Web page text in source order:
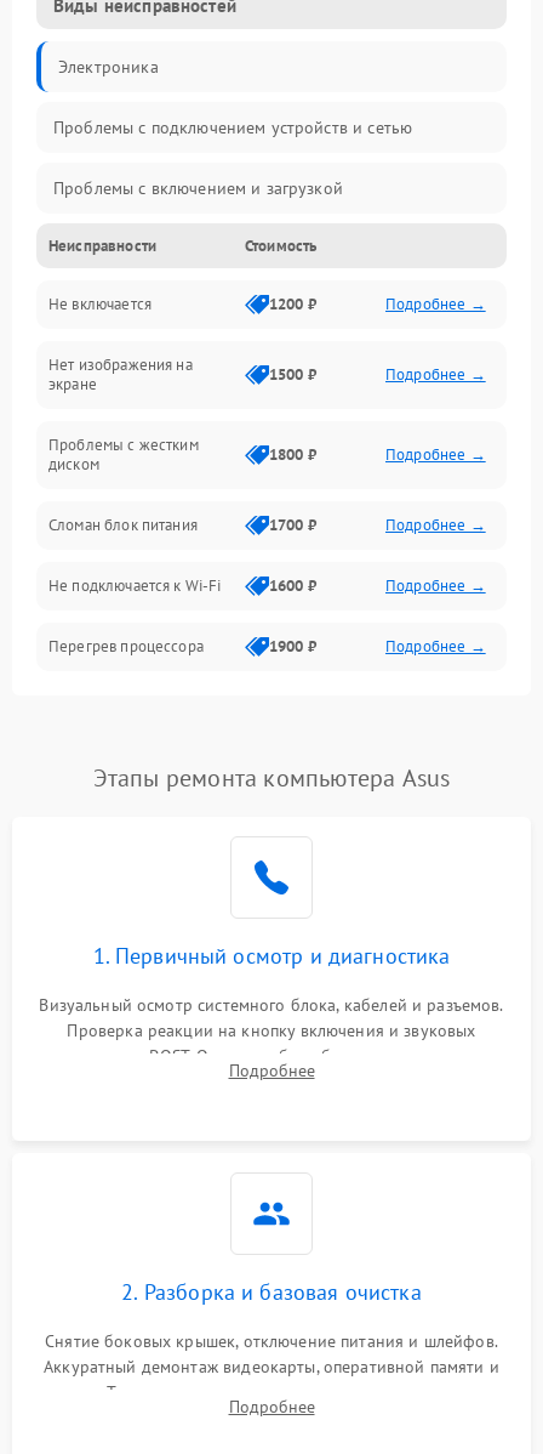
Виды неисправностей
Электроника
Проблемы с подключением устройств и сетью
Проблемы с включением и загрузкой
Проблемы с изображением и монитором
Проблемы с производительностью и стабильностью
Прочие специфичные проблемы
Неисправности Стоимость
Не включается 1200 ₽ Подробнее →
Нет изображения на
экране
1500 ₽ Подробнее →
Проблемы с жестким
диском
1800 ₽ Подробнее →
Сломан блок питания 1700 ₽ Подробнее →
Не подключается к Wi-Fi 1600 ₽ Подробнее →
Перегрев процессора 1900 ₽ Подробнее →
Проблемы с
подключением внешних
1400 ₽ Подробнее →
1700 ₽
Ошибки в работе
оперативной памяти
1500 ₽ Подробнее →
Не распознается USB-порт 1300 ₽ Подробнее →
Этапы ремонта компьютера Asus
1. Первичный осмотр и диагностика
Визуальный осмотр системного блока, кабелей и разъемов.
Проверка реакции на кнопку включения и звуковых
сигналов POST. Оценка работы блока питания для
локализации базовых неисправностей без полного разбора.
Подробнее
2. Разборка и базовая очистка
Снятие боковых крышек, отключение питания и шлейфов.
Аккуратный демонтаж видеокарты, оперативной памяти и
кулеров. Тщательная очистка корпуса и радиаторов от пыли
с помощью сжатого воздуха для предотвращения
Подробнее